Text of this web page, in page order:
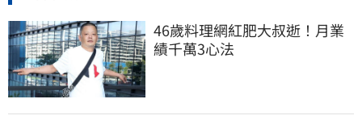
46歲料理網紅肥大叔逝！月業
績千萬3心法